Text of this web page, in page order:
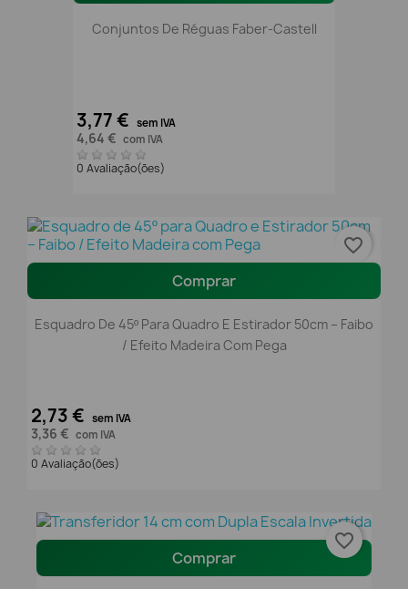
Conjuntos De Réguas Faber-Castell
3,77 € sem IVA
4,64 € com IVA
0 Avaliação(ões)
Comprar
Esquadro De 45º Para Quadro E Estirador 50cm – Faibo
/ Efeito Madeira Com Pega
2,73 € sem IVA
3,36 € com IVA
0 Avaliação(ões)
favorite_border
Comprar
favorite_border